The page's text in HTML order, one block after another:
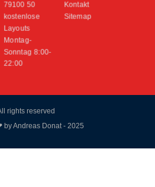
79100 50
kostenlose
Layouts
Montag-
Sonntag 8:00-
22:00
Kontakt
Sitemap
rights reserved
by Andreas Donat - 2025